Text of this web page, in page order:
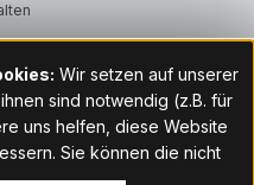
Wir setzen auf unserer
sind notwendig (z.B. für
uns helfen, diese Website
Sie können die nicht
„OK“ akzeptieren oder per